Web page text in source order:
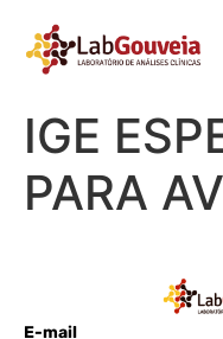
IGE
PARA
E-mail